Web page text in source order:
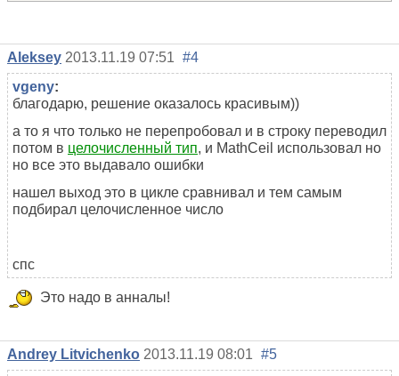
Aleksey 2013.11.19 07:51 #4
vgeny:
благодарю, решение оказалось красивым))
а то я что только не перепробовал и в строку переводил
потом в целочисленный тип, и MathCeil использовал но
но все это выдавало ошибки
нашел выход это в цикле сравнивал и тем самым
подбирал целочисленное число
спс
Это надо в анналы!
Andrey Litvichenko 2013.11.19 08:01 #5